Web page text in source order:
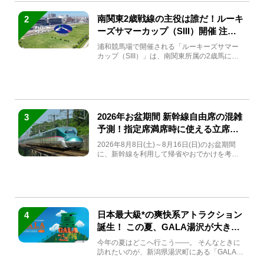
2
南関東2歳戦線の主役は誰だ！ルーキ
ーズサマーカップ（SIII）開催 注目
馬と見どころをチェック
浦和競馬場で開催される「ルーキーズサマー
カップ（SIII）」は、南関東所属の2歳馬によ
3
2026年お盆期間 新幹線自由席の混雑
予測！指定席満席時に使える立席特
急券も解説
2026年8月8日(土)～8月16日(日)のお盆期間
に、新幹線を利用して帰省やおでかけを考え
4
日本最大級*の爽快系アトラクション
誕生！ この夏、GALA湯沢が大きく
生まれ変わる
今年の夏はどこへ行こう――。 そんなときに
訪れたいのが、新潟県湯沢町にある「GALA湯